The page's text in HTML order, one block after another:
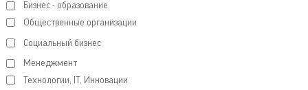
Бизнес - образование
Общественные организации
Социальный бизнес
Менеджмент
Технологии, IT, Инновации